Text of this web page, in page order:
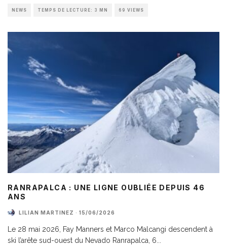
NEWS TEMPS DE LECTURE: 3 MN 69 VIEWS
RANRAPALCA : UNE LIGNE OUBLIÉE DEPUIS 46
ANS
LILIAN MARTINEZ · 15/06/2026
Le 28 mai 2026, Fay Manners et Marco Malcangi descendent à
ski l’arête sud-ouest du Nevado Ranrapalca, 6